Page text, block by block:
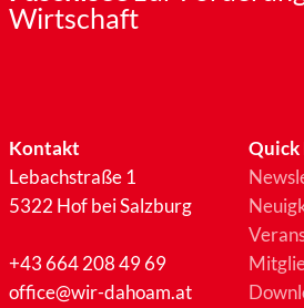
Wirtschaft
Kontakt
Lebachstraße 1
5322 Hof bei Salzburg
+43 664 208 49 69
office@wir-dahoam.at
Quick